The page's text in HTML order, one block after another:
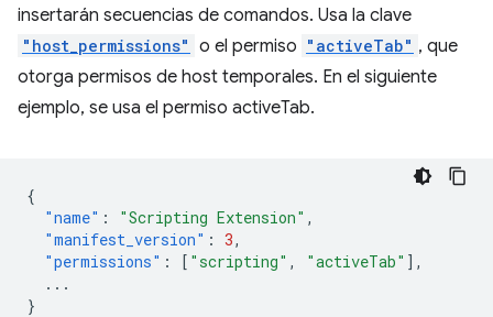
insertarán secuencias de comandos. Usa la clave
"host_permissions" o el permiso "activeTab" , que
otorga permisos de host temporales. En el siguiente
ejemplo, se usa el permiso activeTab.
{
"name" : "Scripting Extension" ,
"manifest_version" : 3,
"permissions" : [ "scripting" , "activeTab" ],
...
}